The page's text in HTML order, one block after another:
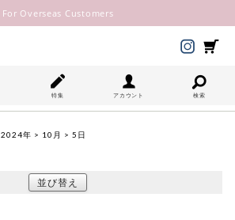
For Overseas Customers
特集 アカウント 検索
2024年 > 10月 > 5日
並び替え